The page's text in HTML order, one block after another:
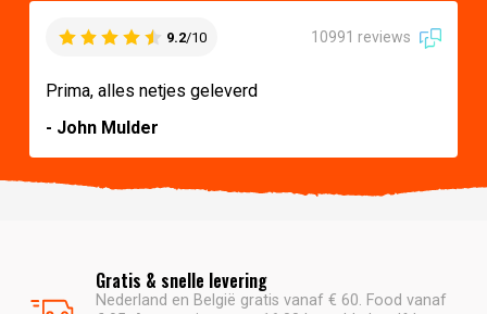
9.2/10 10991 reviews
Prima, alles netjes geleverd
- John Mulder
Gratis & snelle levering
Nederland en België gratis vanaf € 60. Food vanaf